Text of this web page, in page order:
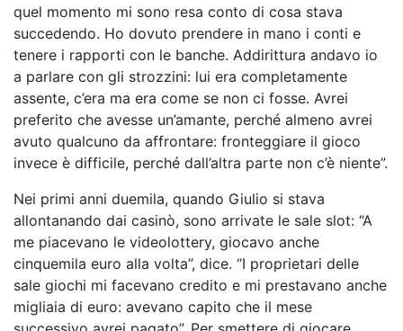
quel momento mi sono resa conto di cosa stava
succedendo. Ho dovuto prendere in mano i conti e
tenere i rapporti con le banche. Addirittura andavo io
a parlare con gli strozzini: lui era completamente
assente, c’era ma era come se non ci fosse. Avrei
preferito che avesse un’amante, perché almeno avrei
avuto qualcuno da affrontare: fronteggiare il gioco
invece è difficile, perché dall’altra parte non c’è niente”.
Nei primi anni duemila, quando Giulio si stava
allontanando dai casinò, sono arrivate le sale slot: “A
me piacevano le videolottery, giocavo anche
cinquemila euro alla volta”, dice. “I proprietari delle
sale giochi mi facevano credito e mi prestavano anche
migliaia di euro: avevano capito che il mese